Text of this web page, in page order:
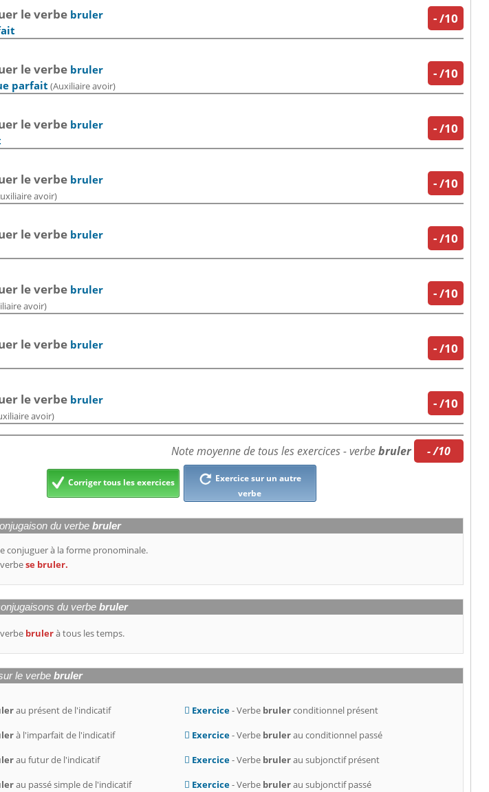
-/10
le verbe bruler
-/10
le verbe bruler
parfait (Auxiliaire avoir)
-/10
le verbe bruler
-/10
le verbe bruler
avoir)
-/10
le verbe bruler
-/10
le verbe bruler
avoir)
-/10
le verbe bruler
-/10
le verbe bruler
avoir)
Note moyenne de tous les exercices - verbebruler - /10
Corriger tous les exercices
Exercice sur un autre
verbe
du verbebruler
conjuguer à la forme pronominale.
se bruler.
du verbebruler
brulerà tous les temps.
le verbebruler
au présent de l'indicatif
à l'imparfait de l'indicatif
au futur de l'indicatif
au passé simple de l'indicatif
Exercice- Verbe brulerconditionnel présent
Exercice- Verbe brulerau conditionnel passé
Exercice- Verbe brulerau subjonctif présent
Exercice- Verbe brulerau subjonctif passé